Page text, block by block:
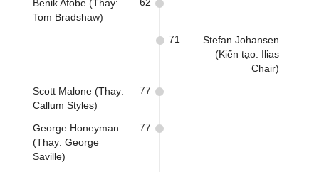
Benik Afobe (Thay:
Tom Bradshaw)
Stefan Johansen
(Kiến tạo: Ilias
Chair)
71
Scott Malone (Thay:
Callum Styles)
77
George Honeyman
(Thay: George
Saville)
77